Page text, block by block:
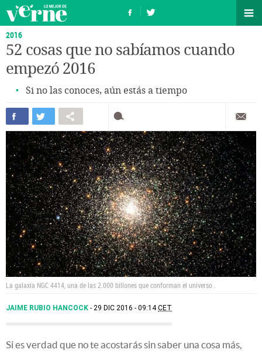
2016
52 cosas que no sabíamos cuando
empezó 2016
Si no las conoces, aún estás a tiempo
La galaxia NGC 4414, una de las 2.000 billones que conforman el universo .
JAIME RUBIO HANCOCK 29 DIC 2016 - 09:14CET
Si es verdad que no te acostarás sin saber una cosa más,